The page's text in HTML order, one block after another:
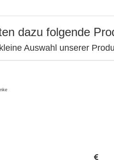
dazu folgende
Auswahl unserer